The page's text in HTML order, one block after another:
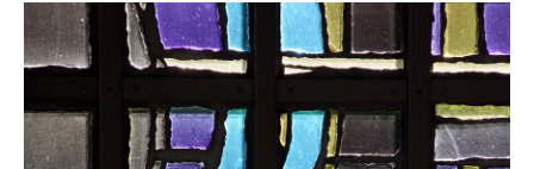
Image